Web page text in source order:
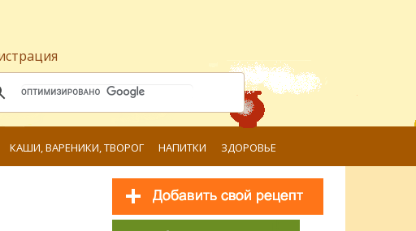
КАШИ, ВАРЕНИКИ, ТВОРОГ НАПИТКИ ЗДОРОВЬЕ